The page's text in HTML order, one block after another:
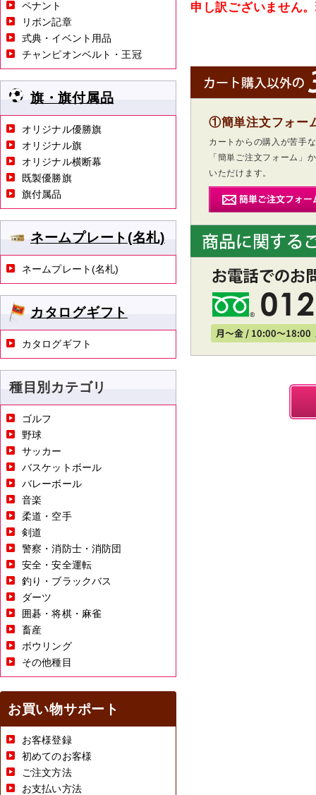
申し訳ございません
①簡単注文フォー
カートからの購入が苦手
「簡単ご注文フォーム」
いただけます。
ペナント
リボン記章
式典・イベント用品
チャンピオンベルト・王冠
旗・旗付属品
オリジナル優勝旗
オリジナル旗
オリジナル横断幕
既製優勝旗
旗付属品
ネームプレート(名札)
ネームプレート(名札)
カタログギフト
カタログギフト
種目別カテゴリ
ゴルフ
野球
サッカー
バスケットボール
バレーボール
音楽
柔道・空手
剣道
警察・消防士・消防団
安全・安全運転
釣り・ブラックバス
ダーツ
囲碁・将棋・麻雀
畜産
ボウリング
その他種目
お買い物サポート
お客様登録
初めてのお客様
ご注文方法
お支払い方法